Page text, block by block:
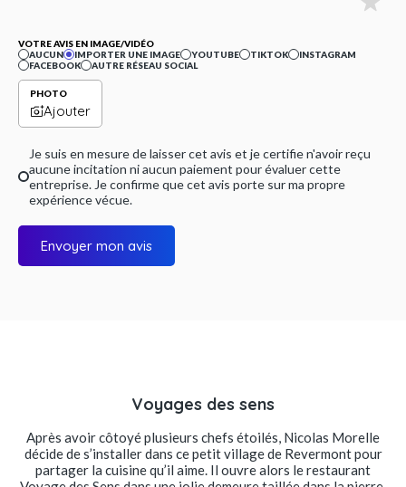
VOTRE AVIS EN IMAGE/VIDÉO
AUCUN
IMPORTER UNE IMAGE YOUTUBE TIKTOK
INSTAGRAM
FACEBOOK
AUTRE RÉSEAU SOCIAL
PHOTO
Ajouter
Je suis en mesure de laisser cet avis et je certifie n'avoir reçu
aucune incitation ni aucun paiement pour évaluer cette
entreprise. Je confirme que cet avis porte sur ma propre
expérience vécue.
Envoyer mon avis
Voyages des sens
Après avoir côtoyé plusieurs chefs étoilés, Nicolas Morelle
décide de s’installer dans ce petit village de Revermont pour
partager la cuisine qu’il aime. Il ouvre alors le restaurant